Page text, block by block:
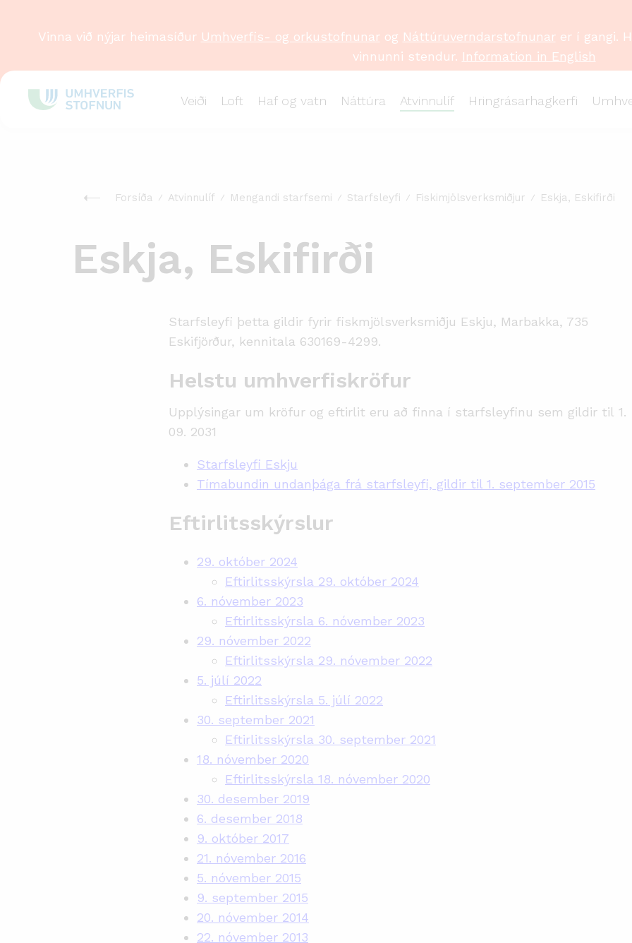
Veiði Loft Haf og vatn Náttúra Atvinnulíf Hringrásarhagkerfi
Vinna við nýjar heimasíður Umhverfis- og orkustofnunarog Náttúruverndarstofnunarer í gangi.
vinnunni stendur. Information in English
Forsíða Atvinnulíf Mengandi starfsemi Starfsleyfi Fiskimjölsverksmiðjur Eskja, Eskifirði
Eskja, Eskifirði
Starfsleyfi þetta gildir fyrir fiskmjölsverksmiðju Eskju, Marbakka, 735
Eskifjörður, kennitala 630169-4299.
Helstu umhverfiskröfur
Upplýsingar um kröfur og eftirlit eru að finna í starfsleyfinu sem gildir til 1.
09. 2031
Starfsleyfi Eskju
Tímabundin undanþága frá starfsleyfi, gildir til 1. september 2015
Eftirlitsskýrslur
29. október 2024
Eftirlitsskýrsla 29. október 2024
6. nóvember 2023
Eftirlitsskýrsla 6. nóvember 2023
29. nóvember 2022
Eftirlitsskýrsla 29. nóvember 2022
5. júlí 2022
Eftirlitsskýrsla 5. júlí 2022
30. september 2021
Eftirlitsskýrsla 30. september 2021
18. nóvember 2020
Eftirlitsskýrsla 18. nóvember 2020
30. desember 2019
6. desember 2018
9. október 2017
21. nóvember 2016
5. nóvember 2015
9. september 2015
20. nóvember 2014
22. nóvember 2013